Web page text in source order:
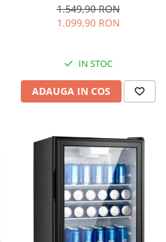
Termostat reglabil, Iluminare
LED, Picioare ajustabile, Usi
1.549,90 RON
1.099,90 RON
IN STOC
ADAUGA IN COS